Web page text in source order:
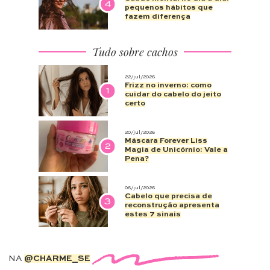
4
pequenos hábitos que
fazem diferença
Tudo sobre cachos
1
22/jul/2026
Frizz no inverno: como
cuidar do cabelo do jeito
certo
2
20/jul/2026
Máscara Forever Liss
Magia de Unicórnio: Vale a
Pena?
3
06/jul/2026
Cabelo que precisa de
reconstrução apresenta
estes 7 sinais
NA @CHARME_SE